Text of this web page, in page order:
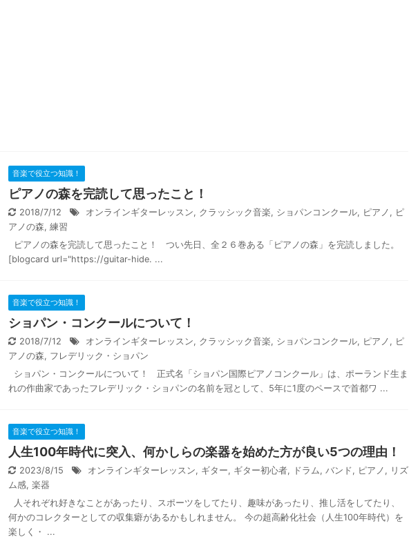
音楽で役立つ知識！
ピアノの森を完読して思ったこと！
2018/7/12 オンラインギターレッスン, クラッシック音楽, ショパンコンクール, ピアノ , ピ
アノの森, 練習
ピアノの森を完読して思ったこと！ つい先日、全２６巻ある「ピアノの森」を完読しました。
[blogcard url="https://guitar-hide. ...
音楽で役立つ知識！
ショパン・コンクールについて！
2018/7/12 オンラインギターレッスン, クラッシック音楽, ショパンコンクール, ピアノ , ピ
アノの森, フレデリック・ショパン
ショパン・コンクールについて！ 正式名「ショパン国際ピアノコンクール」は、ポーランド生ま
れの作曲家であったフレデリック・ショパンの名前を冠として、5年に1度のペースで首都ワ ...
音楽で役立つ知識！
人生100年時代に突入、何かしらの楽器を始めた方が良い5つの理由！
2023/8/15 オンラインギターレッスン, ギター, ギター初心者, ドラム, バンド, ピアノ , リズ
ム感, 楽器
人それぞれ好きなことがあったり、スポーツをしてたり、趣味があったり、推し活をしてたり、
何かのコレクターとしての収集癖があるかもしれません。 今の超高齢化社会（人生100年時代）を
楽しく・ ...